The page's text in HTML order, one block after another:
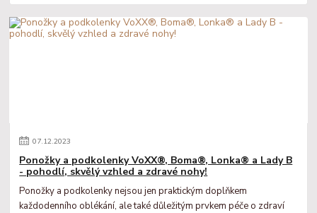
07.12.2023
Ponožky a podkolenky VoXX®, Boma®, Lonka® a Lady B
- pohodlí, skvělý vzhled a zdravé nohy!
Ponožky a podkolenky nejsou jen praktickým doplňkem
každodenního oblékání, ale také důležitým prvkem péče o zdraví